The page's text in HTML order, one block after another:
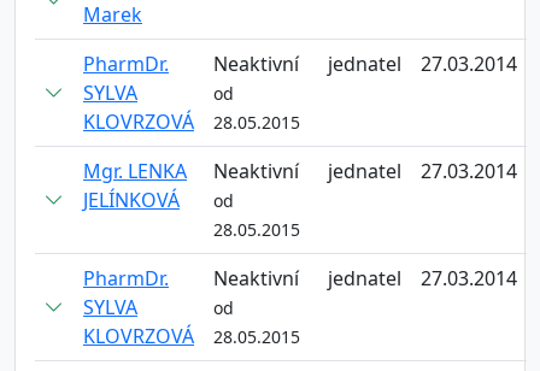
Marek
PharmDr.
SYLVA
KLOVRZOVÁ
Neaktivní
od
28.05.2015
jednatel 27.03.2014
Mgr. LENKA
JELÍNKOVÁ
Neaktivní
od
28.05.2015
jednatel 27.03.2014
PharmDr.
SYLVA
KLOVRZOVÁ
Neaktivní
od
28.05.2015
jednatel 27.03.2014